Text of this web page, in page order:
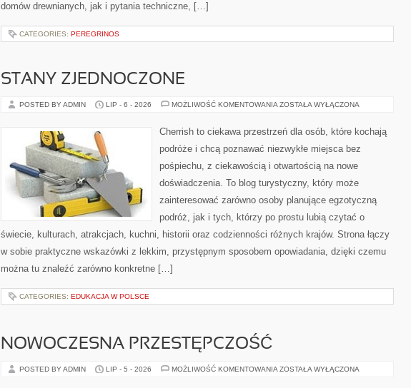
domów drewnianych, jak i pytania techniczne, […]
CATEGORIES: PEREGRINOS
STANY ZJEDNOCZONE
POSTED BY ADMIN LIP - 6 - 2026 MOŻLIWOŚĆ KOMENTOWANIA STANY
ZOSTAŁA WYŁĄCZONA
Cherrish to ciekawa przestrzeń dla osób, które kochają
podróże i chcą poznawać niezwykłe miejsca bez
pośpiechu, z ciekawością i otwartością na nowe
doświadczenia. To blog turystyczny, który może
zainteresować zarówno osoby planujące egzotyczną
podróż, jak i tych, którzy po prostu lubią czytać o
świecie, kulturach, atrakcjach, kuchni, historii oraz codzienności różnych krajów. Strona łączy
w sobie praktyczne wskazówki z lekkim, przystępnym sposobem opowiadania, dzięki czemu
można tu znaleźć zarówno konkretne […]
CATEGORIES: EDUKACJA W POLSCE
NOWOCZESNA PRZESTĘPCZOŚĆ
POSTED BY ADMIN LIP - 5 - 2026 MOŻLIWOŚĆ KOMENTOWANIA NOWOCZESNA
ZOSTAŁA WYŁĄCZONA